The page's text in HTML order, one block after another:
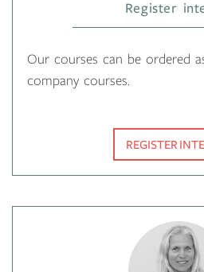
Register
Our courses can be ordered
company courses.
REGISTER